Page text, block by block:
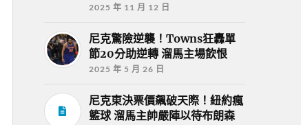
2025 年 11 月 12 日
尼克驚險逆襲！Towns狂轟單
節20分助逆轉 溜馬主場飲恨
2025 年 5 月 26 日
尼克東決票價飆破天際！紐約瘋
籃球 溜馬主帥嚴陣以待布朗森